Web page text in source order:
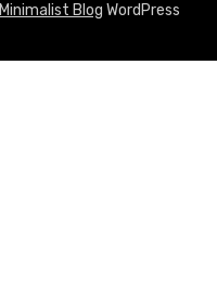
Minimalist Blog WordPress